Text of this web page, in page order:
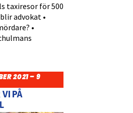
taxiresor för 500
advokat •
•
2021 – 9
PÅ